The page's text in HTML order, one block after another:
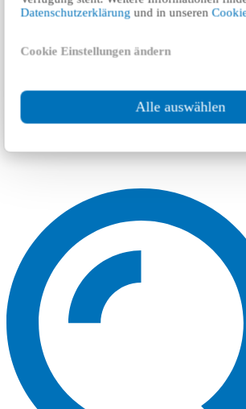
Datenschutzerklärung und in unseren
Cookie Einstellungen ändern
Alle auswählen